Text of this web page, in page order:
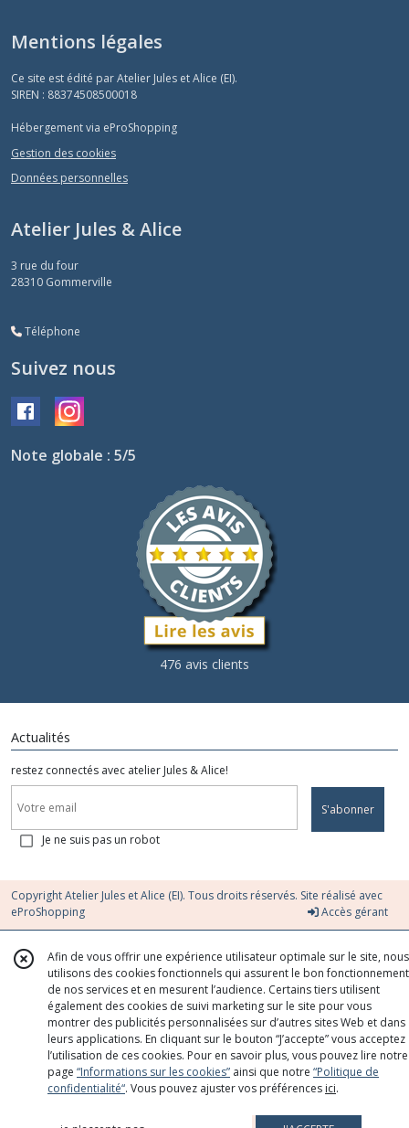
Mentions légales
Ce site est édité par Atelier Jules et Alice (EI).
SIREN : 88374508500018
Hébergement via eProShopping
Gestion des cookies
Données personnelles
Atelier Jules & Alice
3 rue du four
28310 Gommerville
Téléphone
Suivez nous
Note globale : 5/5
476 avis clients
Actualités
restez connectés avec atelier Jules & Alice!
S'abonner
Je ne suis pas un robot
Copyright Atelier Jules et Alice (EI). Tous droits réservés. Site réalisé avec
eProShopping
Accès gérant
Afin de vous offrir une expérience utilisateur optimale sur le site, nous
utilisons des cookies fonctionnels qui assurent le bon fonctionnement
de nos services et en mesurent l’audience. Certains tiers utilisent
également des cookies de suivi marketing sur le site pour vous
montrer des publicités personnalisées sur d’autres sites Web et dans
leurs applications. En cliquant sur le bouton “J’accepte” vous acceptez
l’utilisation de ces cookies. Pour en savoir plus, vous pouvez lire notre
page “Informations sur les cookies” ainsi que notre “Politique de
confidentialité“. Vous pouvez ajuster vos préférences ici.